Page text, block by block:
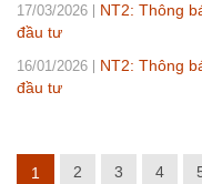
17/03/2026
NT2: Thông
đầu tư
16/01/2026
NT2: Thông
đầu tư
1 2 3 4